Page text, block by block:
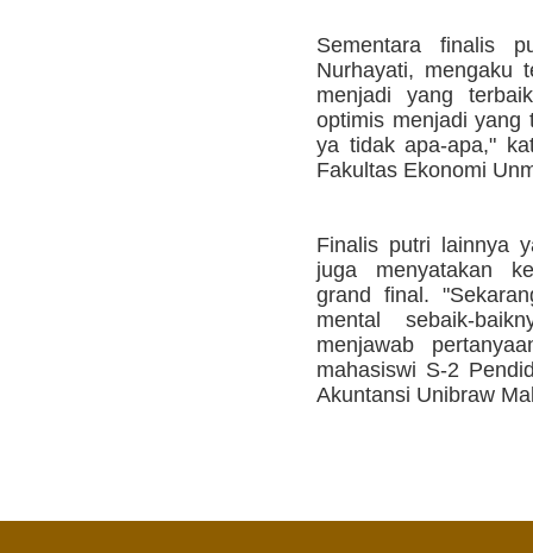
Sementara finalis
Nurhayati, mengaku
menjadi yang
optimis menjadi yang
ya tidak apa-apa,"
Fakultas Ekonomi
Finalis putri lainnya
juga menyatakan
grand final.
mental sebaik-
menjawab
mahasiswi S-2
Akuntansi Unibraw